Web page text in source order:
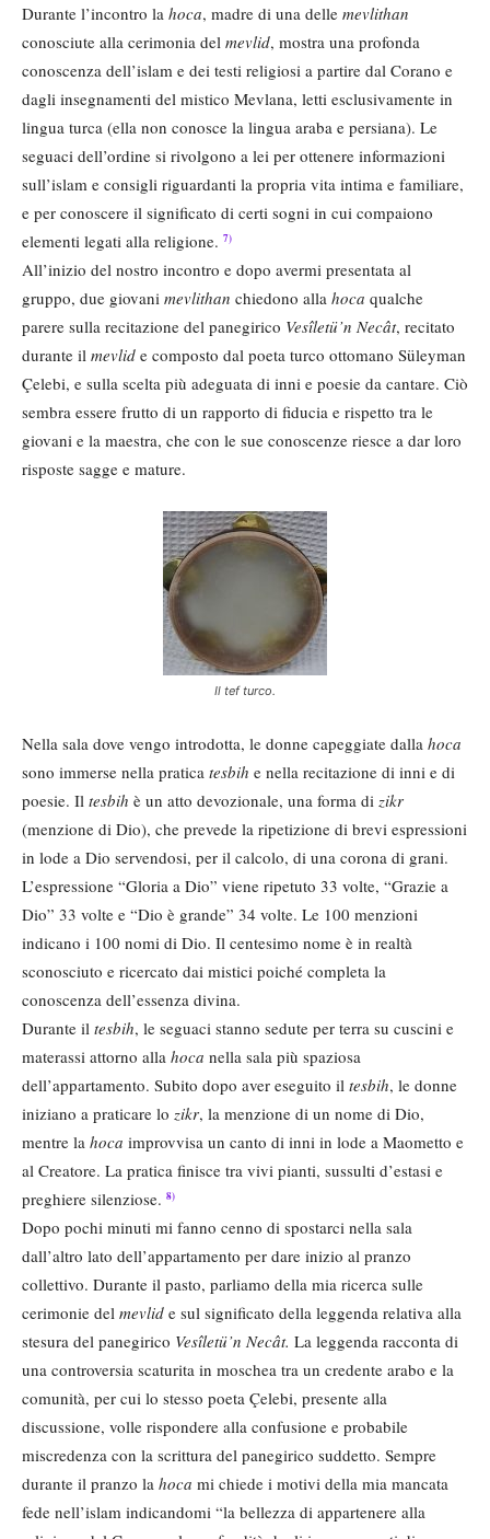
Durante l’incontro la hoca, madre di una delle mevlithan
conosciute alla cerimonia del mevlid, mostra una profonda
conoscenza dell’islam e dei testi religiosi a partire dal Corano e
dagli insegnamenti del mistico Mevlana, letti esclusivamente in
lingua turca (ella non conosce la lingua araba e persiana). Le
seguaci dell’ordine si rivolgono a lei per ottenere informazioni
sull’islam e consigli riguardanti la propria vita intima e familiare,
e per conoscere il significato di certi sogni in cui compaiono
elementi legati alla religione. 7)
All’inizio del nostro incontro e dopo avermi presentata al
gruppo, due giovani mevlithan chiedono alla hoca qualche
parere sulla recitazione del panegirico Vesîletü’n Necât, recitato
durante il mevlid e composto dal poeta turco ottomano Süleyman
Çelebi, e sulla scelta più adeguata di inni e poesie da cantare. Ciò
sembra essere frutto di un rapporto di fiducia e rispetto tra le
giovani e la maestra, che con le sue conoscenze riesce a dar loro
risposte sagge e mature.
Il tef turco.
Nella sala dove vengo introdotta, le donne capeggiate dalla hoca
sono immerse nella pratica tesbih e nella recitazione di inni e di
poesie. Il tesbih è un atto devozionale, una forma di zikr
(menzione di Dio), che prevede la ripetizione di brevi espressioni
in lode a Dio servendosi, per il calcolo, di una corona di grani.
L’espressione “Gloria a Dio” viene ripetuto 33 volte, “Grazie a
Dio” 33 volte e “Dio è grande” 34 volte. Le 100 menzioni
indicano i 100 nomi di Dio. Il centesimo nome è in realtà
sconosciuto e ricercato dai mistici poiché completa la
conoscenza dell’essenza divina.
Durante il tesbih, le seguaci stanno sedute per terra su cuscini e
materassi attorno alla hoca nella sala più spaziosa
dell’appartamento. Subito dopo aver eseguito il tesbih, le donne
iniziano a praticare lo zikr, la menzione di un nome di Dio,
mentre la hoca improvvisa un canto di inni in lode a Maometto e
al Creatore. La pratica finisce tra vivi pianti, sussulti d’estasi e
preghiere silenziose. 8)
Dopo pochi minuti mi fanno cenno di spostarci nella sala
dall’altro lato dell’appartamento per dare inizio al pranzo
collettivo. Durante il pasto, parliamo della mia ricerca sulle
cerimonie del mevlid e sul significato della leggenda relativa alla
stesura del panegirico Vesîletü’n Necât. La leggenda racconta di
una controversia scaturita in moschea tra un credente arabo e la
comunità, per cui lo stesso poeta Çelebi, presente alla
discussione, volle rispondere alla confusione e probabile
miscredenza con la scrittura del panegirico suddetto. Sempre
durante il pranzo la hoca mi chiede i motivi della mia mancata
fede nell’islam indicandomi “la bellezza di appartenere alla